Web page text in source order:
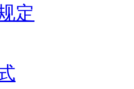
定